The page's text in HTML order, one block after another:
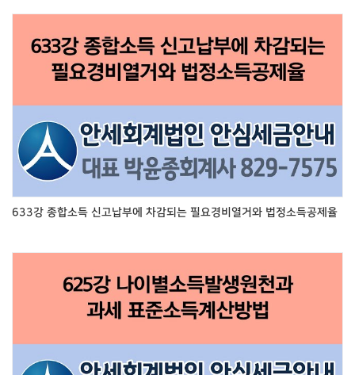
633강 종합소득 신고납부에 차감되는 필요경비열거와 법정소득공제율